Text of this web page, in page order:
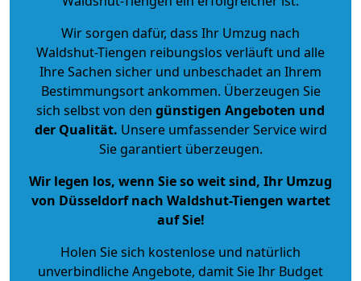
Wir sorgen dafür, dass Ihr Umzug nach
Waldshut-Tiengen reibungslos verläuft und alle
Ihre Sachen sicher und unbeschadet an Ihrem
Bestimmungsort ankommen. Überzeugen Sie
sich selbst von den günstigen Angeboten und
der Qualität. Unsere umfassender Service wird
Sie garantiert überzeugen.
Wir legen los, wenn Sie so weit sind, Ihr Umzug
von Düsseldorf nach Waldshut-Tiengen wartet
auf Sie!
Holen Sie sich kostenlose und natürlich
unverbindliche Angebote, damit Sie Ihr Budget